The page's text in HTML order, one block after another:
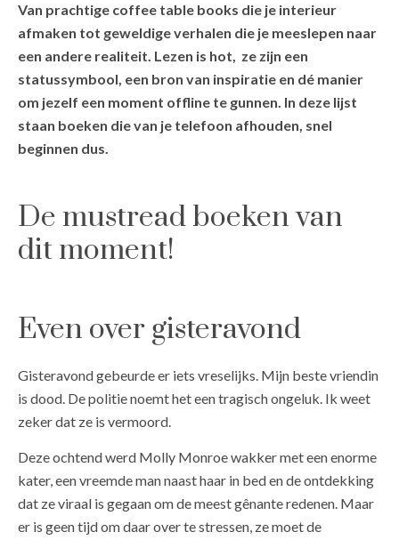
Van prachtige coffee table books die je interieur
afmaken tot geweldige verhalen die je meeslepen naar
een andere realiteit. Lezen is hot, ze zijn een
statussymbool, een bron van inspiratie en dé manier
om jezelf een moment offline te gunnen. In deze lijst
staan boeken die van je telefoon afhouden, snel
beginnen dus.
De mustread boeken van
dit moment!
Even over gisteravond
Gisteravond gebeurde er iets vreselijks. Mijn beste vriendin
is dood. De politie noemt het een tragisch ongeluk. Ik weet
zeker dat ze is vermoord.
Deze ochtend werd Molly Monroe wakker met een enorme
kater, een vreemde man naast haar in bed en de ontdekking
dat ze viraal is gegaan om de meest gênante redenen. Maar
er is geen tijd om daar over te stressen, ze moet de